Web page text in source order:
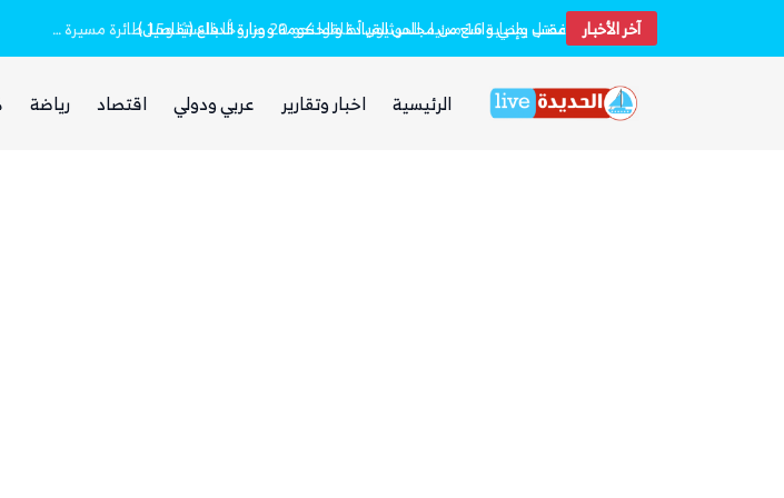
آخر الأخبار مقتل وإصابة 16 مدنيا.. الحوثيون أطلقوا نحو 20 صاروخًا بالستيًا و15 طائرة مسيرة على مأرب غضب يمني واسع من مجلس القيادة والحكومة ووزارة الدفاع (تفاصيل)
الرئيسية اخبار وتقارير عربي ودولي اقتصاد رياضة